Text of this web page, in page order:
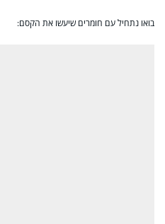
בואו נתחיל עם חומרים שיעשו את הקסם: